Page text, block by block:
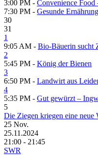
3:00 PM - Convenience Food
7:30 PM - Gesunde
30
31
1
9:05 AM - Bio-Bäuerin sucht
2
5:45 PM - König der Bienen
3
6:50 PM - Landwirt aus
4
5:35 PM - Gut gewürzt –
5
Die Ziegen kriegen eine neue
25 Nov.
25.11.2024
21:00 - 21:45
SWR